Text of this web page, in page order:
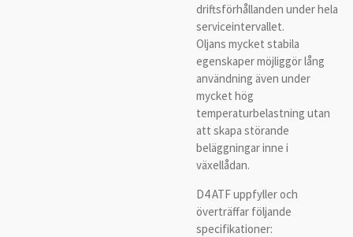
driftsförhållanden under hela
serviceintervallet.
Oljans mycket stabila
egenskaper möjliggör lång
användning även under
mycket hög
temperaturbelastning utan
att skapa störande
beläggningar inne i
växellådan.
D4 ATF uppfyller och
överträffar följande
specifikationer: